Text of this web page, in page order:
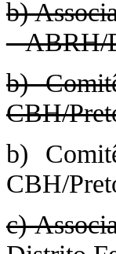
b)
– ABRH/
b)
CBH/
b)
CBH/
c)